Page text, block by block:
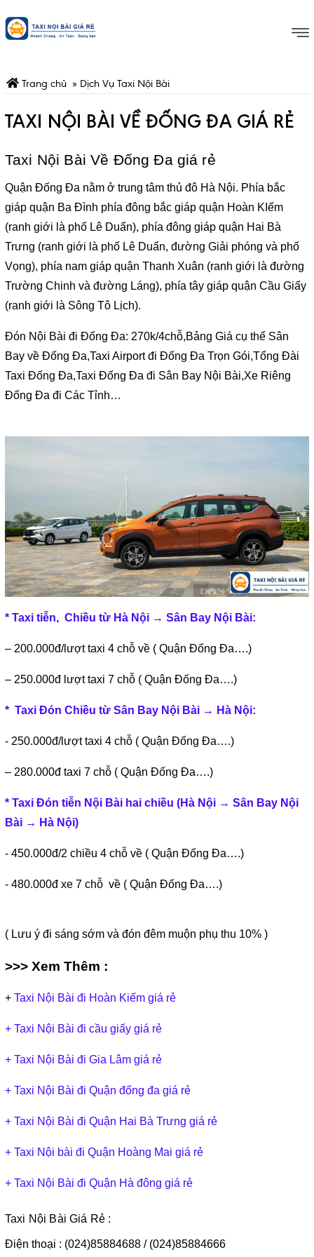
Trang chủ » Dịch Vụ Taxi Nội Bài
TAXI NỘI BÀI VỀ ĐỐNG ĐA GIÁ RẺ
Taxi Nội Bài Về Đống Đa giá rẻ
Quận Đống Đa nằm ở trung tâm thủ đô Hà Nội. Phía bắc
giáp quận Ba Đình phía đông bắc giáp quận Hoàn KIếm
(ranh giới là phố Lê Duẩn), phía đông giáp quận Hai Bà
Trưng (ranh giới là phố Lê Duẩn, đường Giải phóng và phố
Vọng), phía nam giáp quận Thanh Xuân (ranh giới là đường
Trường Chinh và đường Láng), phía tây giáp quận Cầu Giấy
(ranh giới là Sông Tô Lịch).
Đón Nội Bài đi Đống Đa: 270k/4chỗ,Bảng Giá cụ thể Sân
Bay về Đống Đa,Taxi Airport đi Đống Đa Trọn Gói,Tổng Đài
Taxi Đống Đa,Taxi Đống Đa đi Sân Bay Nội Bài,Xe Riêng
Đống Đa đi Các Tỉnh…
* Taxi tiễn, Chiều từ Hà Nội → Sân Bay Nội Bài:
– 200.000đ/lượt taxi 4 chỗ về ( Quận Đống Đa….)
– 250.000đ lượt taxi 7 chỗ ( Quận Đống Đa….)
* Taxi Đón Chiều từ Sân Bay Nội Bài → Hà Nội:
- 250.000đ/lượt taxi 4 chỗ ( Quận Đống Đa….)
– 280.000đ taxi 7 chỗ ( Quận Đống Đa….)
* Taxi Đón tiễn Nội Bài hai chiều (Hà Nội → Sân Bay Nội
Bài → Hà Nội)
- 450.000đ/2 chiều 4 chỗ về ( Quận Đống Đa….)
- 480.000đ xe 7 chỗ về ( Quận Đống Đa….)
( Lưu ý đi sáng sớm và đón đêm muộn phụ thu 10% )
>>> Xem Thêm :
+ Taxi Nội Bài đi Hoàn Kiếm giá rẻ
+ Taxi Nội Bài đi cầu giấy giá rẻ
+ Taxi Nội Bài đi Gia Lâm giá rẻ
+ Taxi Nội Bài đi Quận đống đa giá rẻ
+ Taxi Nội Bài đi Quận Hai Bà Trưng giá rẻ
+ Taxi Nội bài đi Quận Hoàng Mai giá rẻ
+ Taxi Nội Bài đi Quận Hà đông giá rẻ
Taxi Nội Bài Giá Rẻ :
Điện thoại : (024)85884688 / (024)85884666